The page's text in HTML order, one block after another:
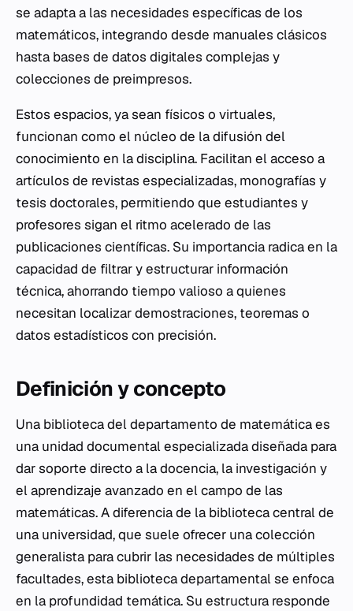
se adapta a las necesidades específicas de los
matemáticos, integrando desde manuales clásicos
hasta bases de datos digitales complejas y
colecciones de preimpresos.
Estos espacios, ya sean físicos o virtuales,
funcionan como el núcleo de la difusión del
conocimiento en la disciplina. Facilitan el acceso a
artículos de revistas especializadas, monografías y
tesis doctorales, permitiendo que estudiantes y
profesores sigan el ritmo acelerado de las
publicaciones científicas. Su importancia radica en la
capacidad de filtrar y estructurar información
técnica, ahorrando tiempo valioso a quienes
necesitan localizar demostraciones, teoremas o
datos estadísticos con precisión.
Definición y concepto
Una biblioteca del departamento de matemática es
una unidad documental especializada diseñada para
dar soporte directo a la docencia, la investigación y
el aprendizaje avanzado en el campo de las
matemáticas. A diferencia de la biblioteca central de
una universidad, que suele ofrecer una colección
generalista para cubrir las necesidades de múltiples
facultades, esta biblioteca departamental se enfoca
en la profundidad temática. Su estructura responde